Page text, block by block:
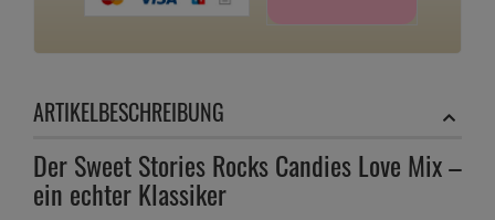
ARTIKELBESCHREIBUNG
Der Sweet Stories Rocks Candies Love Mix –
ein echter Klassiker